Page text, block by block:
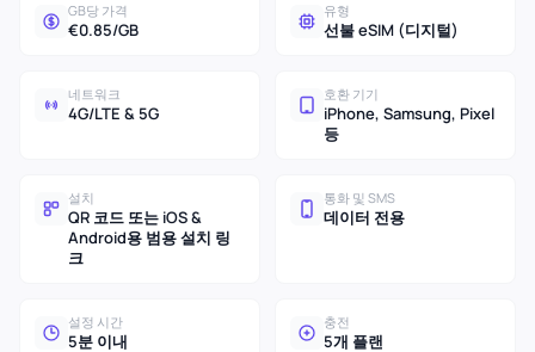
GB당 가격
€0.85/GB
유형
선불 eSIM (디지털)
네트워크
4G/LTE & 5G
호환 기기
iPhone, Samsung, Pixel
등
설치
QR 코드 또는 iOS &
Android용 범용 설치 링
크
통화 및 SMS
데이터 전용
설정 시간
5분 이내
충전
5개 플랜